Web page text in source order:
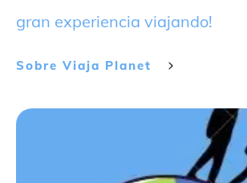
gran experiencia viajando!
Sobre Viaja Planet